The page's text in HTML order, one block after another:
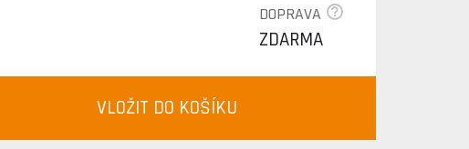
DOPRAVA
ZDARMA
VLOŽIT DO KOŠÍKU